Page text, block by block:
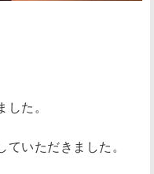
た。
いただきました。